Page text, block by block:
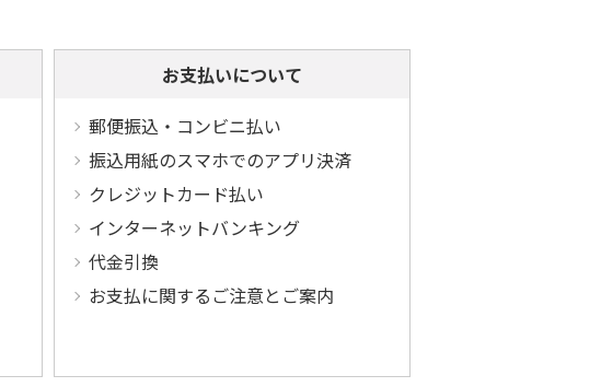
お支払いについて
郵便振込・コンビニ払い
振込用紙のスマホでのアプリ決済
クレジットカード払い
インターネットバンキング
代金引換
お支払に関するご注意とご案内